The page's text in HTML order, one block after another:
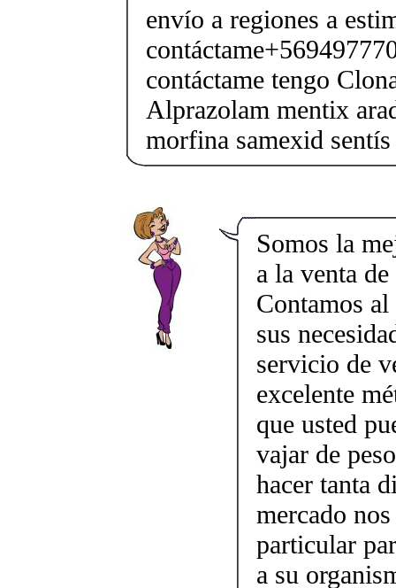
envío a regiones a
contáctame tengo
Alprazolam mentix
morfina samexid
Somos la
a la venta
Contamos
sus
servicio de
excelente
que usted
vajar de
hacer tanta
mercado
particular
a su